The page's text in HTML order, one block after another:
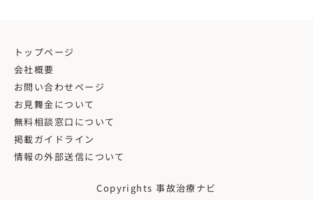
トップページ
会社概要
お問い合わせページ
お見舞金について
無料相談窓口について
掲載ガイドライン
情報の外部送信について
Copyrights 事故治療ナビ